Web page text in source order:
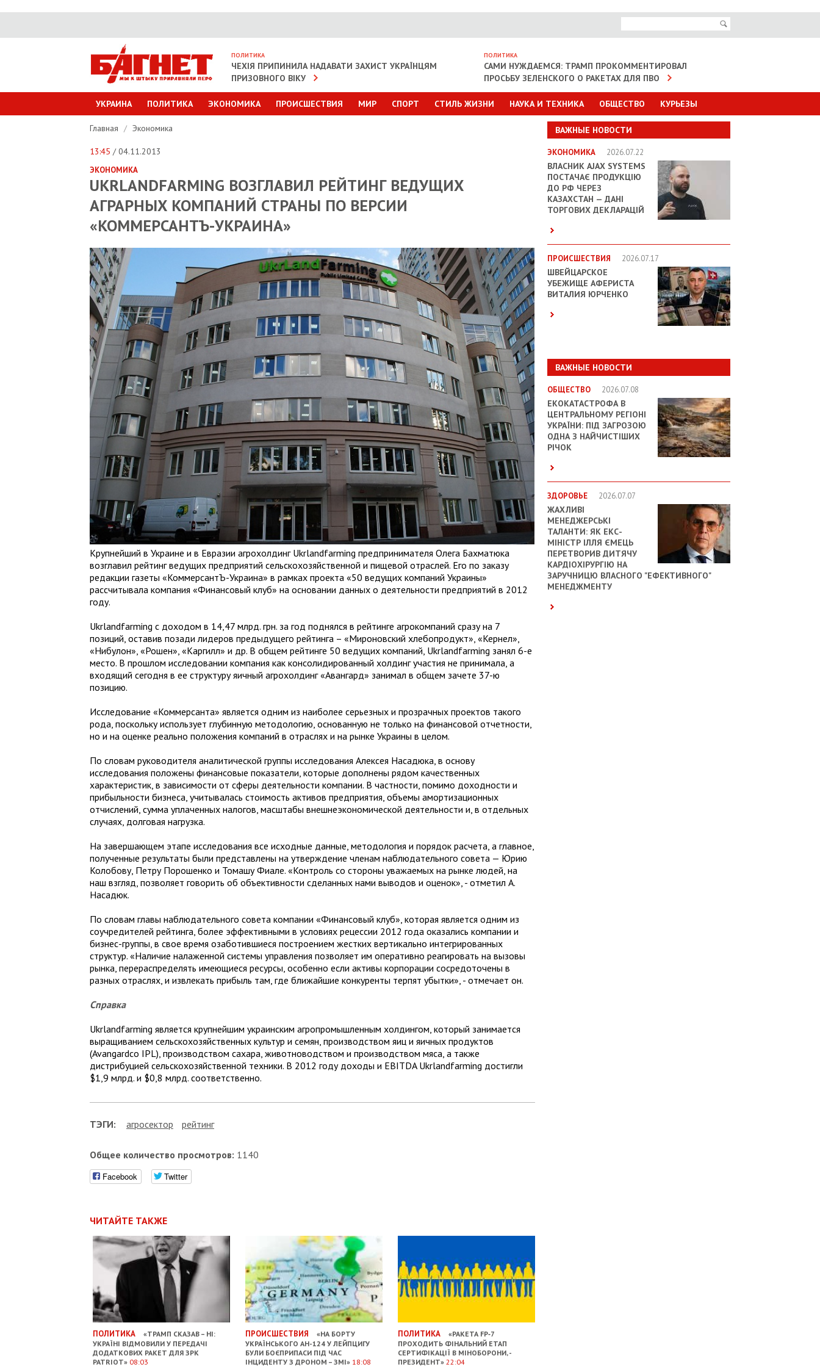
ПОЛИТИКА
ЧЕХІЯ ПРИПИНИЛА НАДАВАТИ ЗАХИСТ УКРАЇНЦЯМ
ПРИЗОВНОГО ВІКУ
ПОЛИТИКА
САМИ НУЖДАЕМСЯ: ТРАМП ПРОКОММЕНТИРОВАЛ
ПРОСЬБУ ЗЕЛЕНСКОГО О РАКЕТАХ ДЛЯ ПВО
УКРАИНА ПОЛИТИКА ЭКОНОМИКА ПРОИСШЕСТВИЯ МИР СПОРТ СТИЛЬ ЖИЗНИ НАУКА И ТЕХНИКА ОБЩЕСТВО КУРЬЕЗЫ
ВАЖНЫЕ НОВОСТИ
ЭКОНОМИКА 2026.07.22
ВЛАСНИК AJAX SYSTEMS
ПОСТАЧАЄ ПРОДУКЦІЮ
ДО РФ ЧЕРЕЗ
КАЗАХСТАН — ДАНІ
ТОРГОВИХ ДЕКЛАРАЦІЙ
ПРОИСШЕСТВИЯ 2026.07.17
ШВЕЙЦАРСКОЕ
УБЕЖИЩЕ АФЕРИСТА
ВИТАЛИЯ ЮРЧЕНКО
ВАЖНЫЕ НОВОСТИ
ОБЩЕСТВО 2026.07.08
ЕКОКАТАСТРОФА В
ЦЕНТРАЛЬНОМУ РЕГІОНІ
УКРАЇНИ: ПІД ЗАГРОЗОЮ
ОДНА З НАЙЧИСТІШИХ
РІЧОК
ЗДОРОВЬЕ 2026.07.07
ЖАХЛИВІ
МЕНЕДЖЕРСЬКІ
ТАЛАНТИ: ЯК ЕКС-
МІНІСТР ІЛЛЯ ЄМЕЦЬ
ПЕРЕТВОРИВ ДИТЯЧУ
КАРДІОХІРУРГІЮ НА
ЗАРУЧНИЦЮ ВЛАСНОГО "ЕФЕКТИВНОГО"
МЕНЕДЖМЕНТУ
Главная / Экономика
13:45 / 04.11.2013
ЭКОНОМИКА
UKRLANDFARMING ВОЗГЛАВИЛ РЕЙТИНГ ВЕДУЩИХ
АГРАРНЫХ КОМПАНИЙ СТРАНЫ ПО ВЕРСИИ
«КОММЕРСАНТЪ-УКРАИНА»
Крупнейший в Украине и в Евразии агрохолдинг Ukrlandfarming предпринимателя Олега Бахматюка
возглавил рейтинг ведущих предприятий сельскохозяйственной и пищевой отраслей. Его по заказу
редакции газеты «КоммерсантЪ-Украина» в рамках проекта «50 ведущих компаний Украины»
рассчитывала компания «Финансовый клуб» на основании данных о деятельности предприятий в 2012
году.
Ukrlandfarming с доходом в 14,47 млрд. грн. за год поднялся в рейтинге агрокомпаний сразу на 7
позиций, оставив позади лидеров предыдущего рейтинга – «Мироновский хлебопродукт», «Кернел»,
«Нибулон», «Рошен», «Каргилл» и др. В общем рейтинге 50 ведущих компаний, Ukrlandfarming занял 6-е
место. В прошлом исследовании компания как консолидированный холдинг участия не принимала, а
входящий сегодня в ее структуру яичный агрохолдинг «Авангард» занимал в общем зачете 37-ю
позицию.
Исследование «Коммерсанта» является одним из наиболее серьезных и прозрачных проектов такого
рода, поскольку использует глубинную методологию, основанную не только на финансовой отчетности,
но и на оценке реально положения компаний в отраслях и на рынке Украины в целом.
По словам руководителя аналитической группы исследования Алексея Насадюка, в основу
исследования положены финансовые показатели, которые дополнены рядом качественных
характеристик, в зависимости от сферы деятельности компании. В частности, помимо доходности и
прибыльности бизнеса, учитывалась стоимость активов предприятия, объемы амортизационных
отчислений, сумма уплаченных налогов, масштабы внешнеэкономической деятельности и, в отдельных
случаях, долговая нагрузка.
На завершающем этапе исследования все исходные данные, методология и порядок расчета, а главное,
полученные результаты были представлены на утверждение членам наблюдательного совета — Юрию
Колобову, Петру Порошенко и Томашу Фиале. «Контроль со стороны уважаемых на рынке людей, на
наш взгляд, позволяет говорить об объективности сделанных нами выводов и оценок», - отметил А.
Насадюк.
По словам главы наблюдательного совета компании «Финансовый клуб», которая является одним из
соучредителей рейтинга, более эффективными в условиях рецессии 2012 года оказались компании и
бизнес-группы, в свое время озаботившиеся построением жестких вертикально интегрированных
структур. «Наличие налаженной системы управления позволяет им оперативно реагировать на вызовы
рынка, перераспределять имеющиеся ресурсы, особенно если активы корпорации сосредоточены в
разных отраслях, и извлекать прибыль там, где ближайшие конкуренты терпят убытки», - отмечает он.
Справка
Ukrlandfarming является крупнейшим украинским агропромышленным холдингом, который занимается
выращиванием сельскохозяйственных культур и семян, производством яиц и яичных продуктов
(Avangardco IPL), производством сахара, животноводством и производством мяса, а также
дистрибуцией сельскохозяйственной техники. В 2012 году доходы и EBITDA Ukrlandfarming достигли
$1,9 млрд. и $0,8 млрд. соответственно.
ТЭГИ: агросектор рейтинг
Общее количество просмотров: 1140
Facebook Twitter
ЧИТАЙТЕ ТАКЖЕ
ПОЛИТИКА
«ТРАМП СКАЗАВ – НІ:
УКРАЇНІ ВІДМОВИЛИ У ПЕРЕДАЧІ
ДОДАТКОВИХ РАКЕТ ДЛЯ ЗРК
PATRIOT» 08:03
ПРОИСШЕСТВИЯ
«НА БОРТУ
УКРАЇНСЬКОГО АН-124 У ЛЕЙПЦИГУ
БУЛИ БОЄПРИПАСИ ПІД ЧАС
ІНЦИДЕНТУ З ДРОНОМ – ЗМІ» 18:08
ПОЛИТИКА
«РАКЕТА FP‑7
ПРОХОДИТЬ ФІНАЛЬНИЙ ЕТАП
СЕРТИФІКАЦІЇ В МІНОБОРОНИ, -
ПРЕЗИДЕНТ» 22:04